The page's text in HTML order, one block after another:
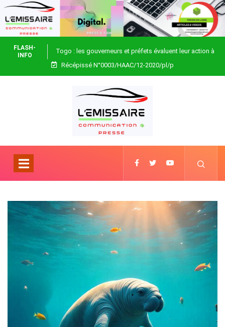
FLASH-
INFO
Togo : les gouverneurs et préfets évaluent leur action à
Blitta
Récépissé N°0003/HAAC/12-2020/pl/p